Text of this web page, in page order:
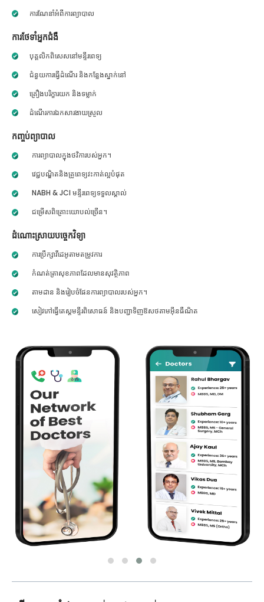
ការណែនាំអំពីការព្យាបាល
ការថែទាំអ្នកជំងឺ
បុគ្គលិកពិសេសនៅមន្ទីរពេទ្យ
ជំនួយការធ្វើដំណើរ និងកន្លែងស្នាក់នៅ
គ្រឿងបរិក្ខារយក និងទម្លាក់
ដំណើរការឯកសារងាយស្រួល
កញ្ចប់ព្យាបាល
ការព្យាបាលក្នុងថវិការបស់អ្នក។
វេជ្ជបណ្ឌិតនិងគ្រូពេទ្យវះកាត់ល្អបំផុត
NABH & JCI មន្ទីរពេទ្យទទួលស្គាល់
ជម្រើសពិគ្រោះយោបល់ច្រើន។
ដំណោះស្រាយបច្ចេកវិទ្យា
ការប្រឹក្សាវីដេអូតាមតម្រូវការ
កំណត់ត្រាសុខភាពដែលមានសុវត្ថិភាព
តាមដាន និងរៀបចំផែនការព្យាបាលរបស់អ្នក។
សៀវភៅធ្វើតេស្តមន្ទីរពិសោធន៍ និងបញ្ជាទិញឱសថតាមអ៊ីនធឺណិត